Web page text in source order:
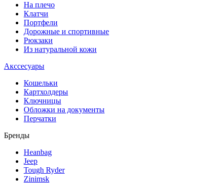
На плечо
Клатчи
Портфели
Дорожные и спортивные
Рюкзаки
Из натуральной кожи
Акссесуары
Кошельки
Картхолдеры
Ключницы
Обложки на документы
Перчатки
Бренды
Heanbag
Jeep
Tough Ryder
Zinimsk